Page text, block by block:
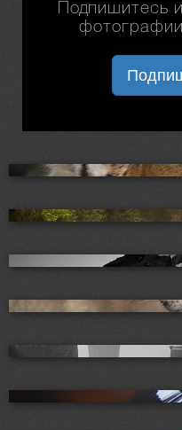
Подпишитесь